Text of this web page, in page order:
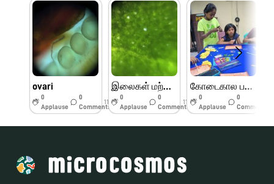
ovari
0
Applause
0
Comments
11w
இலைகள் மற்றும் பூக்களின் பாகங்கள்
0
Applause
0
Comments
11w
கோடைகால பயிற்சி முகாம் பெரியார் அறிவியல் மையம்
0
Applause
0
Comments